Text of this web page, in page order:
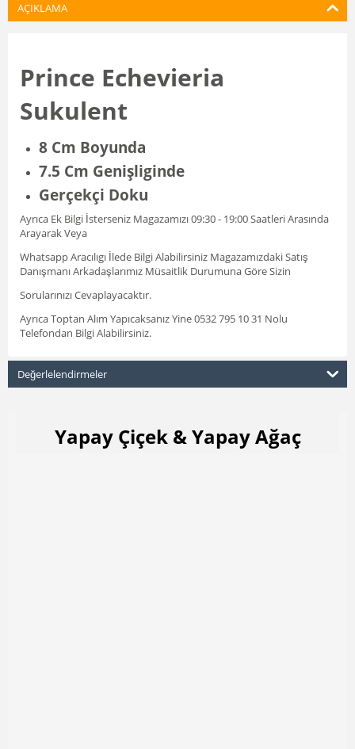
AÇIKLAMA
Prince Echevieria
Sukulent
8 Cm Boyunda
7.5 Cm Genişliginde
Gerçekçi Doku
Ayrıca Ek Bilgi İsterseniz Magazamızı 09:30 - 19:00 Saatleri Arasında
Arayarak Veya
Whatsapp Aracılıgı İlede Bilgi Alabilirsiniz Magazamızdaki Satış
Danışmanı Arkadaşlarımız Müsaitlik Durumuna Göre Sizin
Sorularınızı Cevaplayacaktır.
Ayrıca Toptan Alım Yapıcaksanız Yine 0532 795 10 31 Nolu
Telefondan Bilgi Alabilirsiniz.
Değerlelendirmeler
Yapay Çiçek & Yapay Ağaç